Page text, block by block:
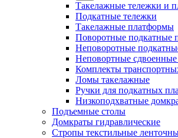
Такелажные тележки и
Подкатные тележки
Такелажные платформы
Поворотные подкатные
Неповоротные
Неповортные
Комплекты
Ломы такелажные
Ручки для подкатных
Низкоподхватные
Подъемные столы
Домкраты гидравлические
Стропы текстильные